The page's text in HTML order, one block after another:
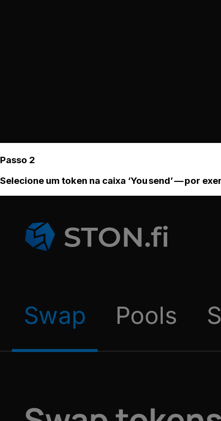
Passo 2
Selecione um token na caixa ‘You send’ — por